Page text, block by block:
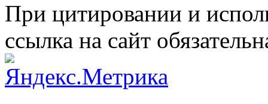
При цитировании и
ссылка на сайт